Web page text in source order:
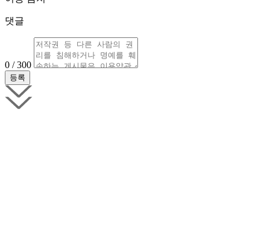
댓글
0 / 300